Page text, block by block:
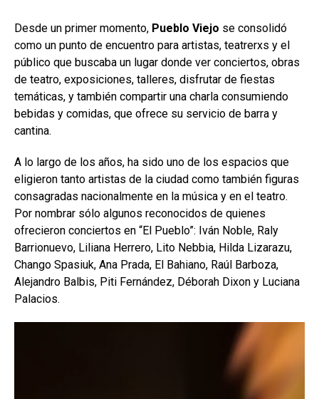
Desde un primer momento, Pueblo Viejo se consolidó
como un punto de encuentro para artistas, teatrerxs y el
público que buscaba un lugar donde ver conciertos, obras
de teatro, exposiciones, talleres, disfrutar de fiestas
temáticas, y también compartir una charla consumiendo
bebidas y comidas, que ofrece su servicio de barra y
cantina.
A lo largo de los años, ha sido uno de los espacios que
eligieron tanto artistas de la ciudad como también figuras
consagradas nacionalmente en la música y en el teatro.
Por nombrar sólo algunos reconocidos de quienes
ofrecieron conciertos en “El Pueblo”: Iván Noble, Raly
Barrionuevo, Liliana Herrero, Lito Nebbia, Hilda Lizarazu,
Chango Spasiuk, Ana Prada, El Bahiano, Raúl Barboza,
Alejandro Balbis, Piti Fernández, Déborah Dixon y Luciana
Palacios.